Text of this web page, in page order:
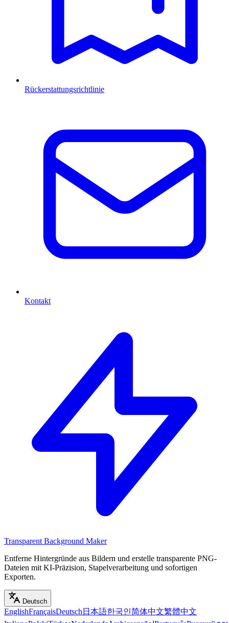
Rückerstattungsrichtlinie
Kontakt
Transparent Background Maker
Entferne Hintergründe aus Bildern und erstelle transparente PNG-
Dateien mit KI-Präzision, Stapelverarbeitung und sofortigen
Exporten.
Deutsch
EnglishFrançaisDeutsch 日本語한국인简体中文繁體中文